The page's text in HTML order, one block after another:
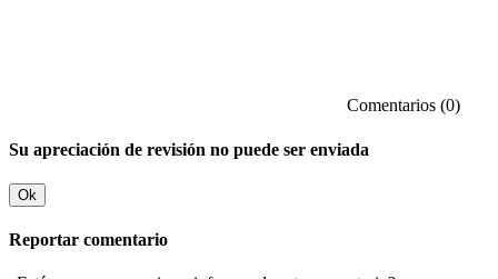
Comentarios (0)
Su apreciación de revisión no puede ser enviada
Ok
Reportar comentario